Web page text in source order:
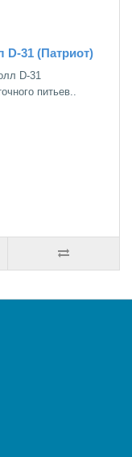
31 (Патриот)
D-31
питьев..